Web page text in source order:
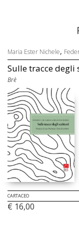
Maria Ester Nichele,
Sulle tracce degli
Brè
CARTACEO
€ 16,00